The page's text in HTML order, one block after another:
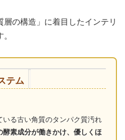
の構造」に着目したインテリ
テム
る古い角質のタンパク質汚れ
酵素成分が働きかけ、優しくほ